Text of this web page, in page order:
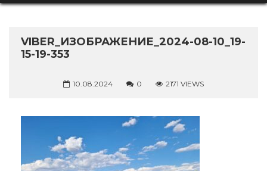
VIBER_ИЗОБРАЖЕНИЕ_2024-08-10_19-
15-19-353
10.08.2024 0 2171 VIEWS